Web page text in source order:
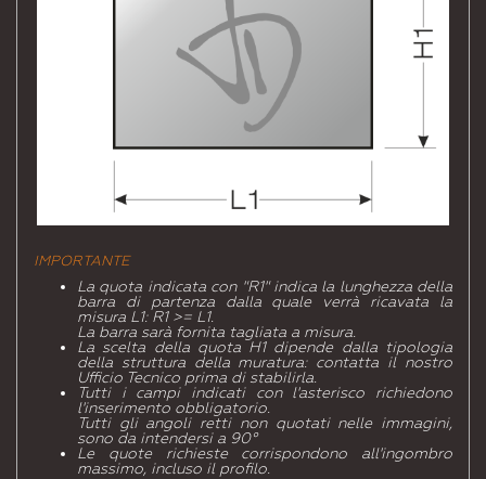
IMPORTANTE
La quota indicata con "R1" indica la lunghezza della
barra di partenza dalla quale verrà ricavata la
misura L1: R1 >= L1.
La barra sarà fornita tagliata a misura.
La scelta della quota H1 dipende dalla tipologia
della struttura della muratura: contatta il nostro
Ufficio Tecnico prima di stabilirla.
Tutti i campi indicati con l'asterisco richiedono
l'inserimento obbligatorio.
Tutti gli angoli retti non quotati nelle immagini,
sono da intendersi a 90°
Le quote richieste corrispondono all'ingombro
massimo, incluso il profilo.